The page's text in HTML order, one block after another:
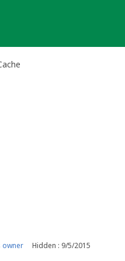
owner Hidden : 9/5/2015